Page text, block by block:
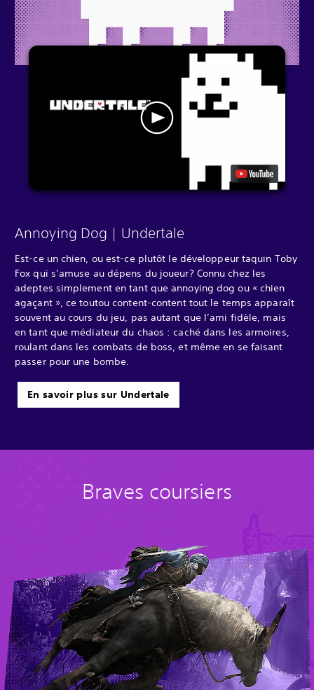
Annoying Dog | Undertale
Est-ce un chien, ou est-ce plutôt le développeur taquin Toby
Fox qui s’amuse au dépens du joueur? Connu chez les
adeptes simplement en tant que annoying dog ou « chien
agaçant », ce toutou content-content tout le temps apparaît
souvent au cours du jeu, pas autant que l’ami fidèle, mais
en tant que médiateur du chaos : caché dans les armoires,
roulant dans les combats de boss, et même en se faisant
passer pour une bombe.
En savoir plus sur Undertale
Braves coursiers